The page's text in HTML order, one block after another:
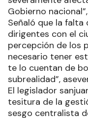
Gobierno
Señaló que la
dirigentes con el
percepción de los
necesario tener
te lo cuentan de
subrealidad”,
El legislador
tesitura de la
sesgo centralista